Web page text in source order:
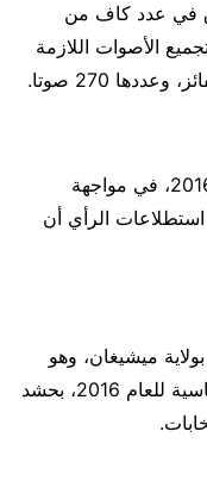
في عدد كاف من
الأصوات اللازمة
270 صوتا.
وفاز ترامب في تلك الولايات في العام 2016، في مواجهة
استطلاعات الرأي أن
ميشيغان، وهو
المكان نفسه الذي اختتم فيه حملته الرئاسية للعام 2016، بحشد